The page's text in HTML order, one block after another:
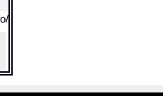
M_E_39